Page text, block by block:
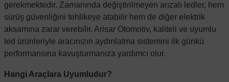
gerekmektedir. Zamanında değiştirilmeyen arızalı ledler, hem
sürüş güvenliğini tehlikeye atabilir hem de diğer elektrik
aksamına zarar verebilir. Arisar Otomotiv, kaliteli ve uyumlu
led ürünleriyle aracınızın aydınlatma sistemini ilk günkü
performansına kavuşturmanıza yardımcı olur.
Hangi Araçlara Uyumludur?